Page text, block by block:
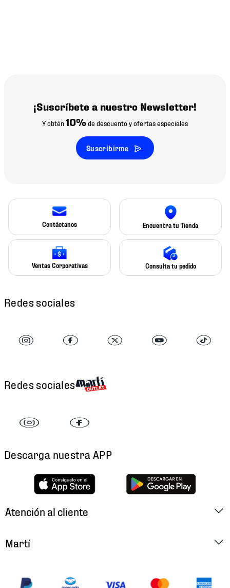
¡Suscríbete a nuestro Newsletter!
Y obtén10% de descuento y ofertas especiales
Suscribirme
Contáctanos Encuentra tu Tienda
Ventas Corporativas Consulta tu pedido
Redes sociales
Redes sociales
Descarga nuestra APP
Atención al cliente
Martí
Ubica tu Tienda